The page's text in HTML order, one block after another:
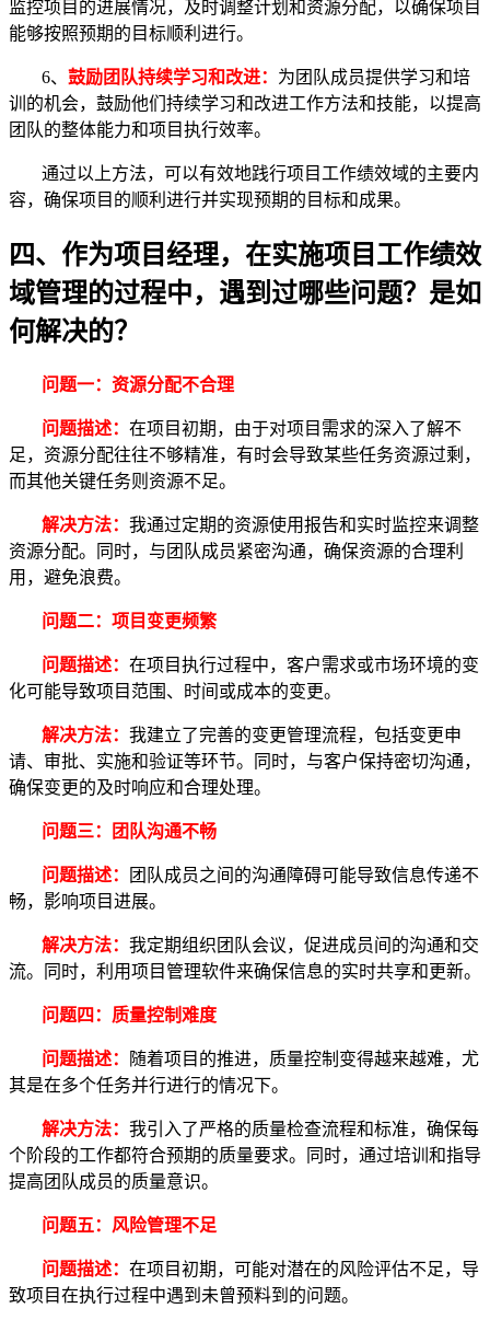
监控项目的进展情况，及时调整计划和资源分配，以确保项目
能够按照预期的目标顺利进行。
6、 鼓励团队持续学习和改进： 为团队成员提供学习和培
训的机会，鼓励他们持续学习和改进工作方法和技能，以提高
团队的整体能力和项目执行效率。
通过以上方法，可以有效地践行项目工作绩效域的主要内
容，确保项目的顺利进行并实现预期的目标和成果。
四、作为项目经理，在实施项目工作绩效
域管理的过程中，遇到过哪些问题？是如
何解决的？
问题一：资源分配不合理
问题描述： 在项目初期，由于对项目需求的深入了解不
足，资源分配往往不够精准，有时会导致某些任务资源过剩，
而其他关键任务则资源不足。
解决方法： 我通过定期的资源使用报告和实时监控来调整
资源分配。同时，与团队成员紧密沟通，确保资源的合理利
用，避免浪费。
问题二：项目变更频繁
问题描述： 在项目执行过程中，客户需求或市场环境的变
化可能导致项目范围、时间或成本的变更。
解决方法： 我建立了完善的变更管理流程，包括变更申
请、审批、实施和验证等环节。同时，与客户保持密切沟通，
确保变更的及时响应和合理处理。
问题三：团队沟通不畅
问题描述：
团队成员之间的沟通障碍可能导致信息传递不
畅，影响项目进展。
解决方法： 我定期组织团队会议，促进成员间的沟通和交
流。同时，利用项目管理软件来确保信息的实时共享和更新。
问题四：质量控制难度
问题描述：
随着项目的推进，质量控制变得越来越难，尤
其是在多个任务并行进行的情况下。
解决方法： 我引入了严格的质量检查流程和标准，确保每
个阶段的工作都符合预期的质量要求。同时，通过培训和指导
提高团队成员的质量意识。
问题五：风险管理不足
问题描述： 在项目初期，可能对潜在的风险评估不足，导
致项目在执行过程中遇到未曾预料到的问题。